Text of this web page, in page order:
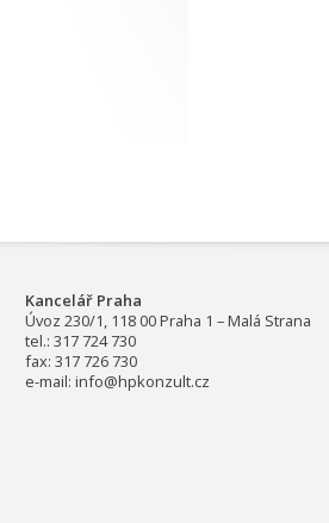
Kancelář Praha
Úvoz 230/1, 118 00 Praha 1 – Malá Strana
tel.: 317 724 730
fax: 317 726 730
e-mail: info@hpkonzult.cz